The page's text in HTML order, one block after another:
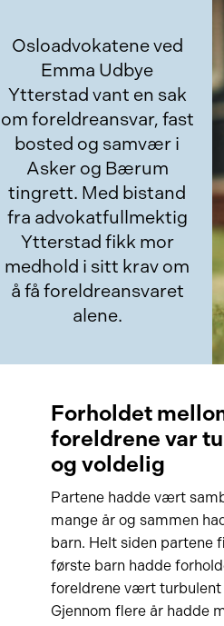
Osloadvokatene ved
Emma Udbye
Ytterstad vant en sak
om foreldreansvar, fast
bosted og samvær i
Asker og Bærum
tingrett. Med bistand
fra advokatfullmektig
Ytterstad fikk mor
medhold i sitt krav om
å få foreldreansvaret
alene.
Forholdet
foreldrene var
og voldelig
Partene hadde vært
mange år og sammen
barn. Helt siden partene
første barn hadde
foreldrene vært turbulent
Gjennom flere år hadde